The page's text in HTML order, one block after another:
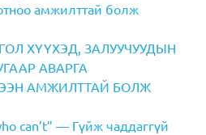
амжилттай болж
ХҮҮХЭД, ЗАЛУУЧУУДЫН
АВАРГА
АМЖИЛТТАЙ БОЛЖ
can’t” — Гүйж чаддаггүй